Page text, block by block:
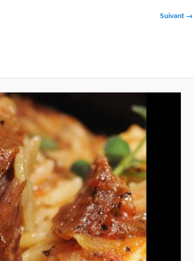
Suivant →